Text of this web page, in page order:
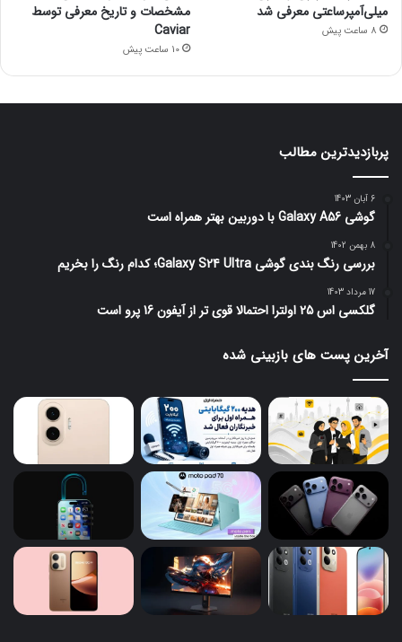
میلی‌آمپرساعتی معرفی شد
8 ساعت پیش
مشخصات و تاریخ معرفی توسط
Caviar
10 ساعت پیش
پربازدیدترین مطالب
6 آبان 1403
گوشی Galaxy A56 با دوربین بهتر همراه است
8 بهمن 1402
بررسی رنگ بندی گوشی Galaxy S24 Ultra؛ کدام رنگ را بخریم
17 مرداد 1403
گلکسی اس 25 اولترا احتمالا قوی تر از آیفون 16 پرو است
آخرین پست های بازبینی شده